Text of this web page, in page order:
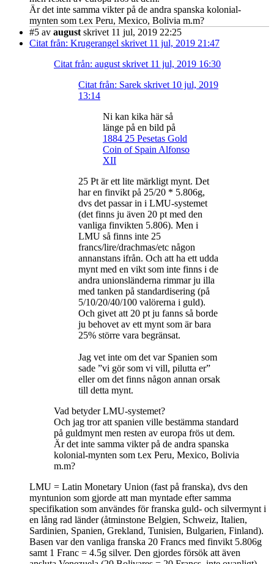
Är det inte samma vikter på de andra spanska kolonial-
mynten som t.ex Peru, Mexico, Bolivia m.m?
#5 av august skrivet 11 jul, 2019 22:25
Citat från: Krugerangel skrivet 11 jul, 2019 21:47
Citat från: august skrivet 11 jul, 2019 16:30
Citat från: Sarek skrivet 10 jul, 2019
13:14
Ni kan kika här så
länge på en bild på
1884 25 Pesetas Gold
Coin of Spain Alfonso
XII
25 Pt är ett lite märkligt mynt. Det
har en finvikt på 25/20 * 5.806g,
dvs det passar in i LMU-systemet
(det finns ju även 20 pt med den
vanliga finvikten 5.806). Men i
LMU så finns inte 25
francs/lire/drachmas/etc någon
annanstans ifrån. Och att ha ett udda
mynt med en vikt som inte finns i de
andra unionsländerna rimmar ju illa
med tanken på standardisering (på
5/10/20/40/100 valörerna i guld).
Och givet att 20 pt ju fanns så borde
ju behovet av ett mynt som är bara
25% större vara begränsat.
Jag vet inte om det var Spanien som
sade ”vi gör som vi vill, pilutta er”
eller om det finns någon annan orsak
till detta mynt.
Vad betyder LMU-systemet?
Och jag tror att spanien ville bestämma standard
på guldmynt men resten av europa frös ut dem.
Är det inte samma vikter på de andra spanska
kolonial-mynten som t.ex Peru, Mexico, Bolivia
m.m?
LMU = Latin Monetary Union (fast på franska), dvs den
myntunion som gjorde att man myntade efter samma
specifikation som användes för franska guld- och silvermynt i
en lång rad länder (åtminstone Belgien, Schweiz, Italien,
Sardinien, Spanien, Grekland, Tunisien, Bulgarien, Finland).
Basen var den vanliga franska 20 Francs med finvikt 5.806g
samt 1 Franc = 4.5g silver. Den gjordes försök att även